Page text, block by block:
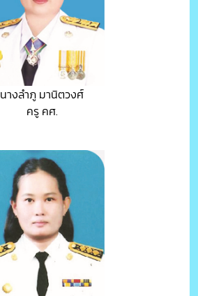
นางลำภู มานิตวงศ์
ครู คศ.